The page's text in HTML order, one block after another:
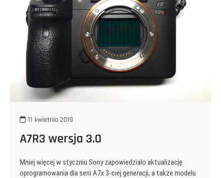
11 kwietnia 2019
A7R3 wersja 3.0
Mniej więcej w styczniu Sony zapowiedziało aktualizację
oprogramowania dla serii A7x 3-ciej generacji, a także modelu